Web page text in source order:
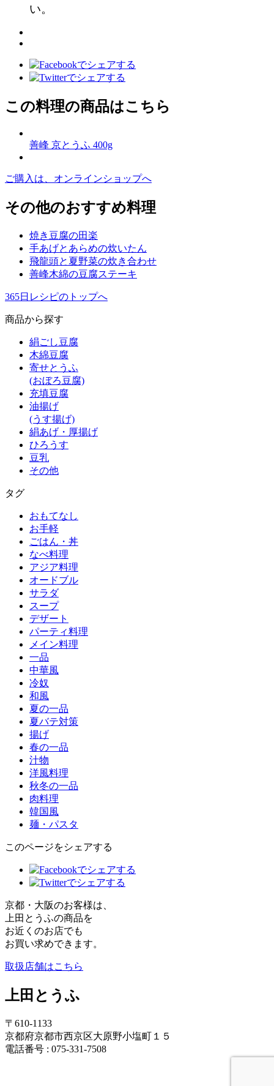
い。
この料理の商品はこちら
善峰 京とうふ 400g
ご購入は、オンラインショップへ
その他のおすすめ料理
焼き豆腐の田楽
手あげとあらめの炊いたん
飛龍頭と夏野菜の炊き合わせ
善峰木綿の豆腐ステーキ
365日レシピのトップへ
商品から探す
絹ごし豆腐
木綿豆腐
寄せとうふ
(おぼろ豆腐)
充填豆腐
油揚げ
(うす揚げ)
絹あげ・厚揚げ
ひろうす
豆乳
その他
タグ
おもてなし
お手軽
ごはん・丼
なべ料理
アジア料理
オードブル
サラダ
スープ
デザート
パーティ料理
メイン料理
一品
中華風
冷奴
和風
夏の一品
夏バテ対策
揚げ
春の一品
汁物
洋風料理
秋冬の一品
肉料理
韓国風
麺・パスタ
このページをシェアする
京都・大阪のお客様は、
上田とうふの商品を
お近くのお店でも
お買い求めできます。
取扱店舗はこちら
上田とうふ
〒610-1133
京都府京都市西京区大原野小塩町１５
電話番号 : 075-331-7508